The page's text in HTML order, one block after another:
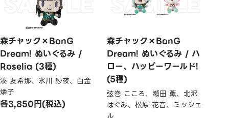
森チャック×BanG
Dream! ぬいぐるみ /
Roselia (3種)
湊 友希那、氷川 紗夜、白金
燐子
各3,850円(税込)
森チャック×BanG
Dream! ぬいぐるみ / ハ
ロー、ハッピーワールド!
(5種)
弦巻 こころ、瀬田 薫、北沢
はぐみ、松原 花音、ミッシェ